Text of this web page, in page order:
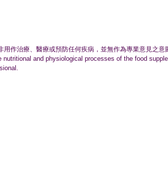
作治療、 醫療或預防任何疾病，並無作為專業意見之意
and physiological processes of the food